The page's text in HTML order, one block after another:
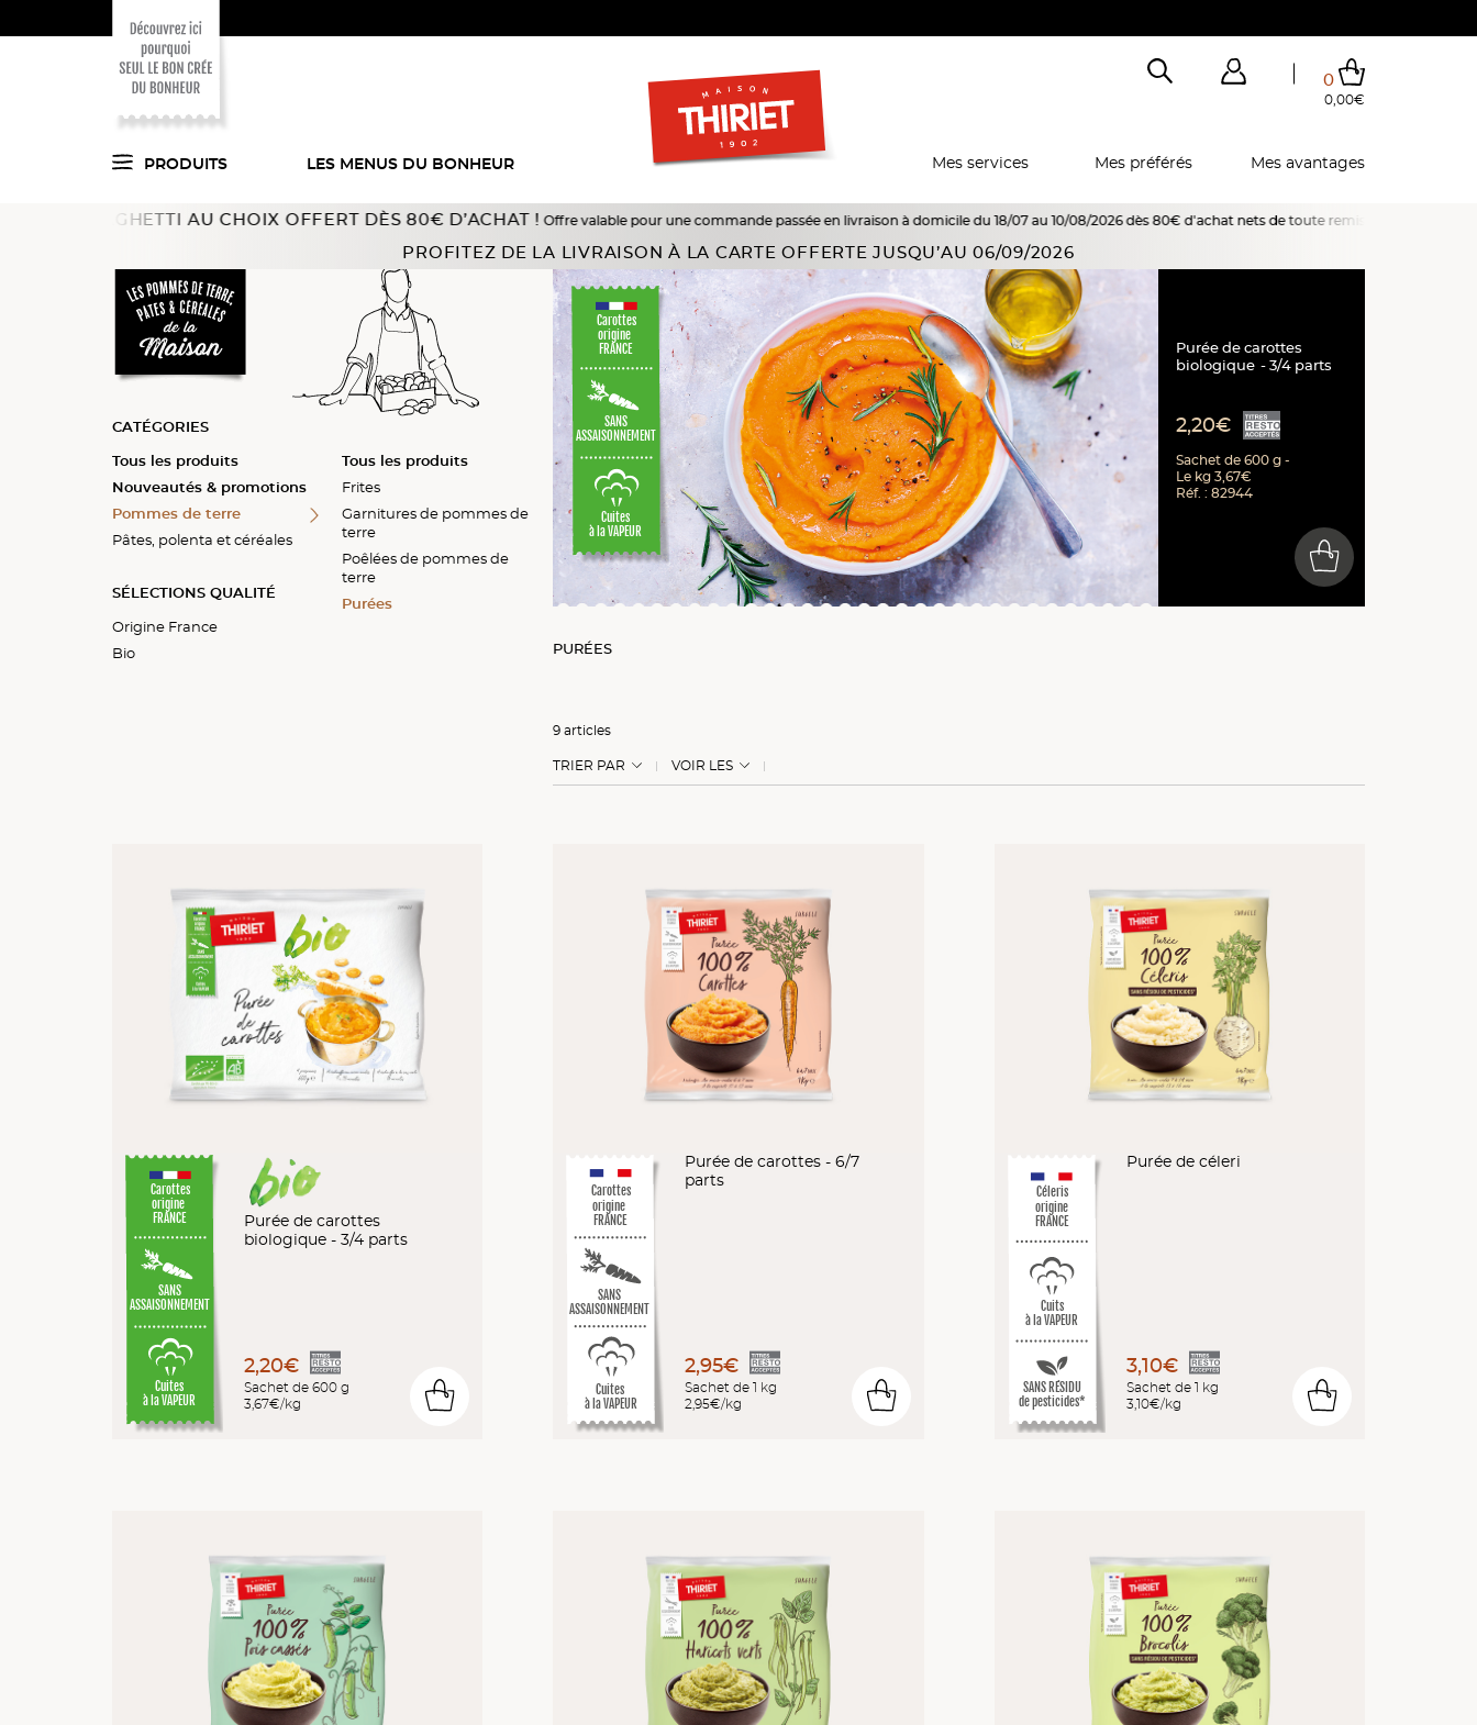
0
0,00€
Hors frais éventuels liés au service choisi
PRODUITS LES MENUS DU BONHEUR Mes services Mes préférés Mes avantages
Voici ce que l'on
a trouvé pour vous
en cuisine !
AU CHOIX OFFERT DÈS 80€ D’ACHAT ! Offre valable pour une commande passée en livraison à domicile du 18/07 au 10/08/2026 dès 80€ d'achat nets de toute remise, promotion ou offre
PROFITEZ DE LA LIVRAISON À LA CARTE OFFERTE JUSQU’AU 06/09/2026
CATÉGORIES
Tous les produits
Nouveautés & promotions
Pommes de terre
Pâtes, polenta et céréales
SÉLECTIONS QUALITÉ
Origine France
Bio
Tous les produits
Frites
Garnitures de pommes de
terre
Poêlées de pommes de
terre
Purées
Tous les produits
Pâtes
Polenta
Céréales
SANS
ASSAISONNEMENT
Cuites
à la VAPEUR
Carottes
origine
FRANCE
Purée de carottes
biologique
3/4 parts
2,20€
Sachet de 600 g -
Le kg 3,67€
Réf. : 82944
0
PURÉES
9 articles
TRIER PAR VOIR LES
SANS
ASSAISONNEMENT
Cuites
à la VAPEUR
Carottes
origine
FRANCE
Purée de carottes
biologique - 3/4 parts
2,20€
Sachet de 600 g
3,67€/kg
0
Carottes
origine
FRANCE
SANS
ASSAISONNEMENT
Cuites
à la VAPEUR
Purée de carottes - 6/7
parts
2,95€
Sachet de 1 kg
2,95€/kg
0
Céleris
origine
FRANCE
Cuits
à la VAPEUR
SANS RÉSIDU
de pesticides*
Purée de céleri
3,10€
Sachet de 1 kg
3,10€/kg
0